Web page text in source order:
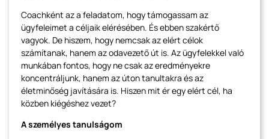
Coachként az a feladatom, hogy támogassam az
ügyfeleimet a céljaik elérésében. És ebben szakértő
vagyok. De hiszem, hogy nemcsak az elért célok
számítanak, hanem az odavezető út is. Az ügyfelekkel való
munkában fontos, hogy ne csak az eredményekre
koncentráljunk, hanem az úton tanultakra és az
életminőség javítására is. Hiszen mit ér egy elért cél, ha
közben kiégéshez vezet?
A személyes tanulságom